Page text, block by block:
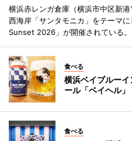
横浜赤レンガ倉庫（横浜市中区新
西海岸「サンタモニカ」をテーマ
Sunset 2026」が開催されている。
食べる
横浜ベイブルー
ール「ベイヘル」
食べる